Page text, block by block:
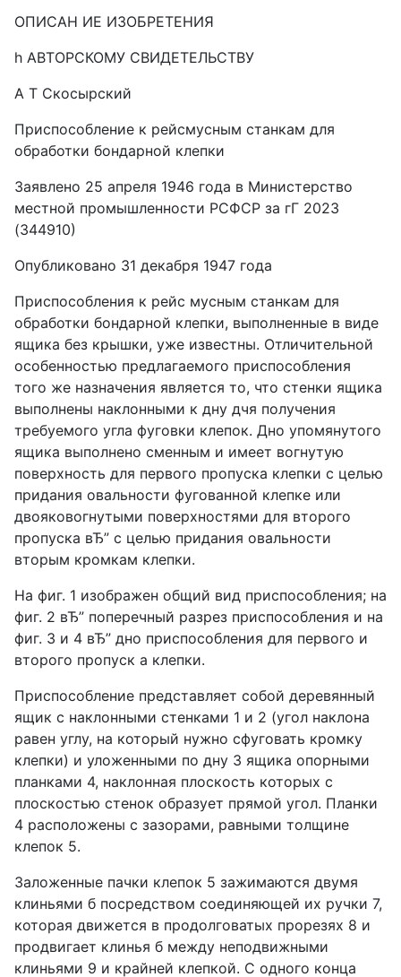
ОПИСАН ИЕ ИЗОБРЕТЕНИЯ
h АВТОРСКОМУ СВИДЕТЕЛЬСТВУ
А Т Скосырский
Приспособление к рейсмусным станкам для
обработки бондарной клепки
Заявлено 25 апреля 1946 года в Министерство
местной промышленности РСФСР за гГ 2023
(344910)
Опубликовано 31 декабря 1947 года
Приспособления к рейс мусным станкам для
обработки бондарной клепки, выполненные в виде
ящика без крышки, уже известны. Отличительной
особенностью предлагаемого приспособления
того же назначения является то, что стенки ящика
выполнены наклонными к дну дчя получения
требуемого угла фуговки клепок. Дно упомянутого
ящика выполнено сменным и имеет вогнутую
поверхность для первого пропуска клепки с целью
придания овальности фугованной клепке или
двояковогнутыми поверхностями для второго
пропуска вЂ” с целью придания овальности
вторым кромкам клепки.
На фиг. 1 изображен общий вид приспособления; на
фиг. 2 вЂ” поперечный разрез приспособления и на
фиг. 3 и 4 вЂ” дно приспособления для первого и
второго пропуск а клепки.
Приспособление представляет собой деревянный
ящик с наклонными стенками 1 и 2 (угол наклона
равен углу, на который нужно сфуговать кромку
клепки) и уложенными по дну 3 ящика опорными
планками 4, наклонная плоскость которых с
плоскостью стенок образует прямой угол. Планки
4 расположены с зазорами, равными толщине
клепок 5.
Заложенные пачки клепок 5 зажимаются двумя
клиньями б посредством соединяющей их ручки 7,
которая движется в продолговатых прорезях 8 и
продвигает клинья б между неподвижными
клиньями 9 и крайней клепкой. С одного конца